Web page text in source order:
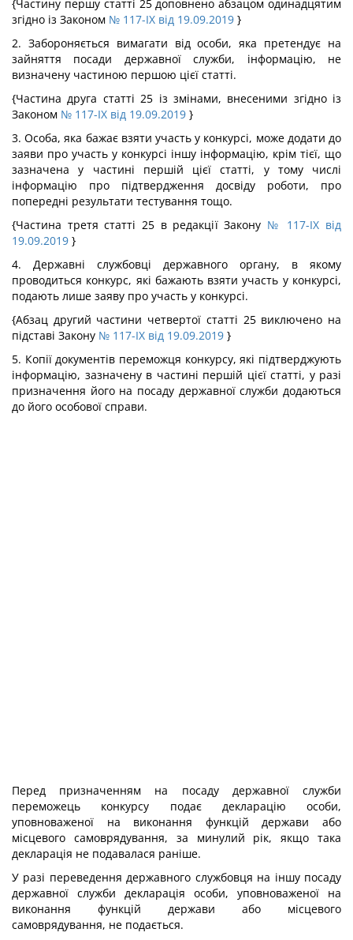
{Частину першу статті 25 доповнено абзацом одинадцятим
згідно із Законом № 117-IX від 19.09.2019 }
2. Забороняється вимагати від особи, яка претендує на
зайняття посади державної служби, інформацію, не
визначену частиною першою цієї статті.
{Частина друга статті 25 із змінами, внесеними згідно із
Законом № 117-IX від 19.09.2019 }
3. Особа, яка бажає взяти участь у конкурсі, може додати до
заяви про участь у конкурсі іншу інформацію, крім тієї, що
зазначена у частині першій цієї статті, у тому числі
інформацію про підтвердження досвіду роботи, про
попередні результати тестування тощо.
{Частина третя статті 25 в редакції Закону № 117-IX від
19.09.2019 }
4. Державні службовці державного органу, в якому
проводиться конкурс, які бажають взяти участь у конкурсі,
подають лише заяву про участь у конкурсі.
{Абзац другий частини четвертої статті 25 виключено на
підставі Закону № 117-IX від 19.09.2019 }
5. Копії документів переможця конкурсу, які підтверджують
інформацію, зазначену в частині першій цієї статті, у разі
призначення його на посаду державної служби додаються
до його особової справи.
Перед призначенням на посаду державної служби
переможець конкурсу подає декларацію особи,
уповноваженої на виконання функцій держави або
місцевого самоврядування, за минулий рік, якщо така
декларація не подавалася раніше.
У разі переведення державного службовця на іншу посаду
державної служби декларація особи, уповноваженої на
виконання функцій держави або місцевого
самоврядування, не подається.